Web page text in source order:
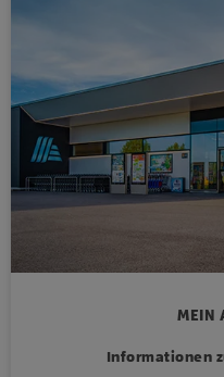
MEIN
Informationen